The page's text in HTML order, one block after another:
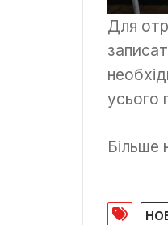
Для
усього
Більше